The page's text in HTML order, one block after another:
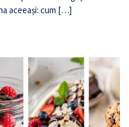
aceeași: cum […]